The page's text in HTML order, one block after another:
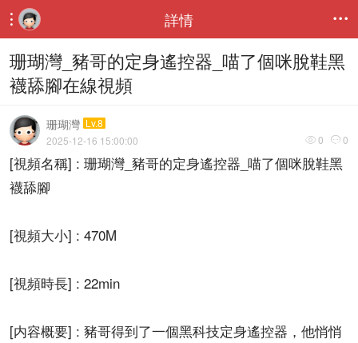
 詳情 
珊瑚灣_豬哥的定身遙控器_喵了個咪脫鞋黑
襪舔腳在線視頻
珊瑚灣 Lv.8
 0  0
2025-12-16 15:00:00
[視頻名稱] : 珊瑚灣_豬哥的定身遙控器_喵了個咪脫鞋黑
襪舔腳
[視頻大小] : 470M
[視頻時長] : 22min
[内容概要] : 豬哥得到了一個黑科技定身遙控器，他悄悄